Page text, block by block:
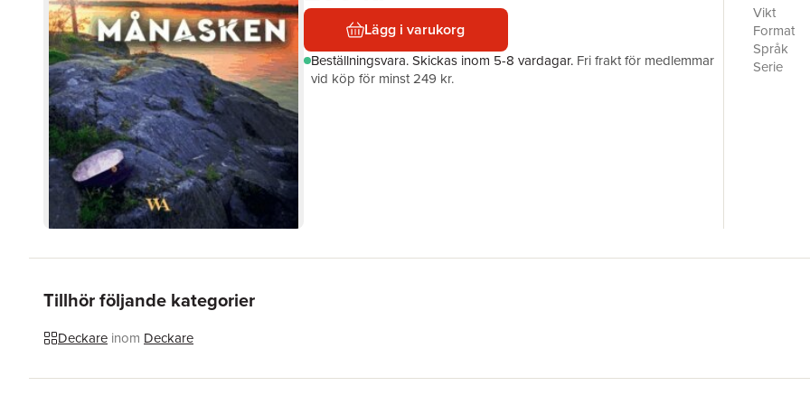
Lägg i varukorg
Beställningsvara.Skickas inom 5-8 vardagar. Fri frakt för medlemmar
vid köp för minst 249 kr.
Vikt
Format
Språk
Serie
Tillhör följande kategorier
Deckare inom Deckare